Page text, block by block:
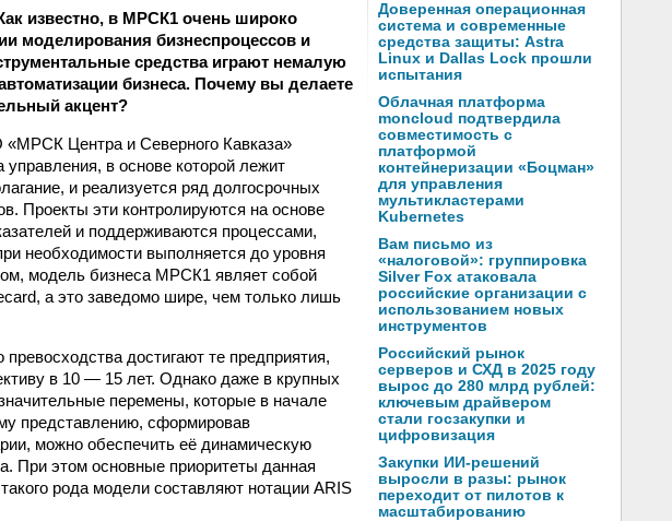
известно, в МРСК­1 очень широко
моделирования бизнес­процессов и
средства играют немалую
бизнеса. Почему вы делаете
акцент?
Центра и Северного Кавказа»
в основе которой лежит
и реализуется ряд долгосрочных
Проекты эти контролируются на основе
и поддерживаются процессами,
необходимости выполняется до уровня
модель бизнеса МРСК­1 являет собой
а это заведомо шире, чем только лишь
достигают те предприятия,
в 10 — 15 лет. Однако даже в крупных
перемены, которые в начале
представлению, сформировав
можно обеспечить её динамическую
При этом основные приоритеты данная
рода модели составляют нотации ARIS
Доверенная операционная
система и современные
средства защиты: Astra
Linux и Dallas Lock прошли
испытания
Облачная платформа
moncloud подтвердила
совместимость с
платформой
контейнеризации «Боцман»
для управления
мультикластерами
Kubernetes
Вам письмо из
«налоговой»: группировка
Silver Fox атаковала
российские организации с
использованием новых
инструментов
Российский рынок
серверов и СХД в 2025 году
вырос до 280 млрд рублей:
ключевым драйвером
стали госзакупки и
цифровизация
Закупки ИИ-решений
выросли в разы: рынок
переходит от пилотов к
масштабированию